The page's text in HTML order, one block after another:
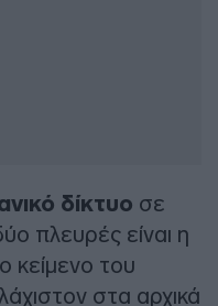
δίκτυο σε
πλευρές είναι η
κείμενο του
στα αρχικά